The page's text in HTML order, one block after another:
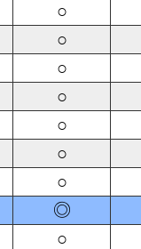
○
○
○
○
○
○
○
◎
○